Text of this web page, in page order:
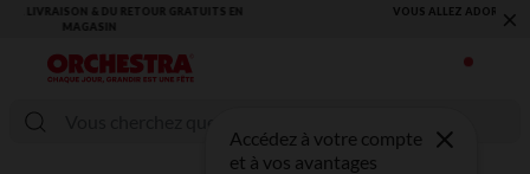
VOUS ALLEZ ADORER LA RENTRÉE ! DÉCOUVREZ LA NOUVELLE
×
Accédez à votre compte
et à vos avantages